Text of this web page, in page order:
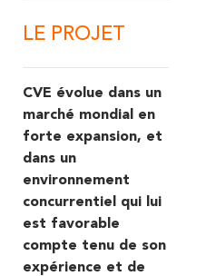
LE PROJET
CVE évolue dans un
marché mondial en
forte expansion, et
dans un
environnement
concurrentiel qui lui
est favorable
compte tenu de son
expérience et de